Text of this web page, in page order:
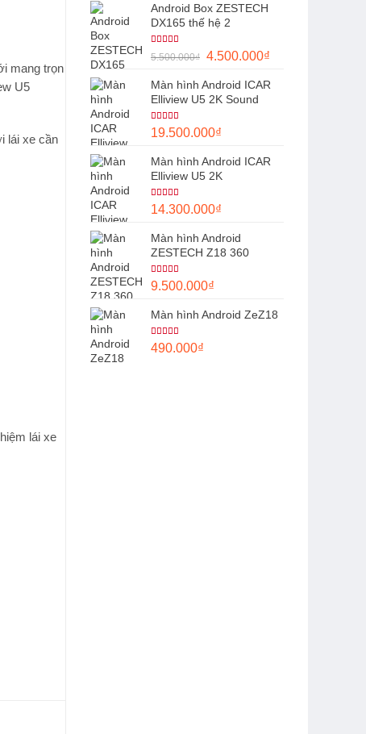
Android Box ZESTECH
DX165 thế hệ 2
Được xếp
hạng5.00
5.500.000₫ Giá
là:
5.500.000₫.
4.500.000₫Giá
tại
Màn hình Android ICAR
Elliview U5 2K Sound
Được xếp
hạng5.00
19.500.000₫
Màn hình Android ICAR
Elliview U5 2K
Được xếp
hạng5.00
14.300.000₫
Màn hình Android
ZESTECH Z18 360
Được xếp
hạng5.00
9.500.000₫
Màn hình Android ZeZ18
Được xếp
hạng5.00
490.000₫
mang trọn
U5
lái xe cần
lái xe